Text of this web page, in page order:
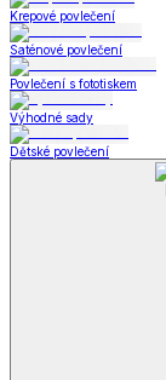
Krepové povlečení
Saténové povlečení
Povlečení s fototiskem
Výhodné sady
Dětské povlečení